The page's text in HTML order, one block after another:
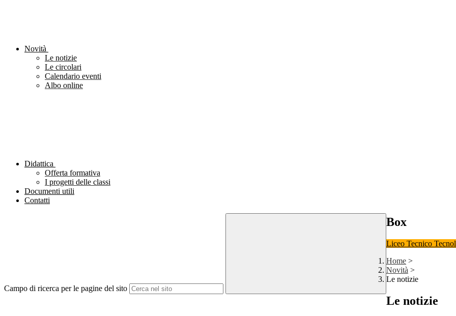
Novità
Le notizie
Le circolari
Calendario eventi
Albo online
Didattica
Offerta formativa
I progetti delle classi
Documenti utili
Contatti
Campo di ricerca per le pagine del sito
Box
Liceo Tecnico
Home >
Novità >
Le notizie
Le notizie